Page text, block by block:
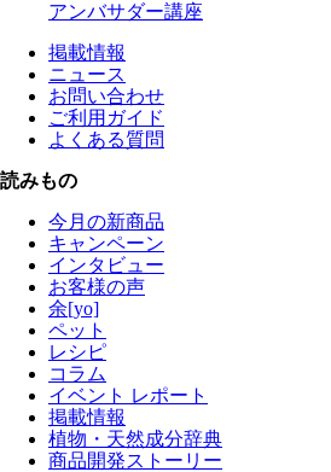
アンバサダー講座
掲載情報
ニュース
お問い合わせ
ご利用ガイド
よくある質問
読みもの
今月の新商品
キャンペーン
インタビュー
お客様の声
余[yo]
ペット
レシピ
コラム
イベント レポート
掲載情報
植物・天然成分辞典
商品開発ストーリー